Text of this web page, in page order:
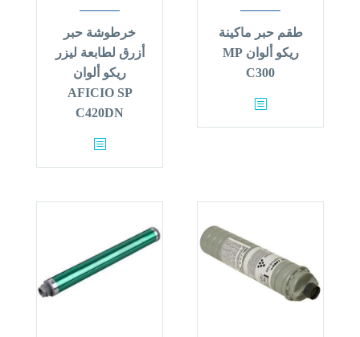
طقم حبر ماكينة
ريكو ألوان MP
C300
خرطوشة حبر
أزرق لطابعة ليزر
ريكو ألوان
AFICIO SP
C420DN